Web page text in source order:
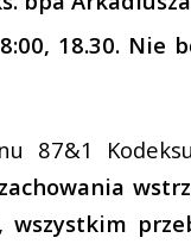
18.30. Nie
87&1